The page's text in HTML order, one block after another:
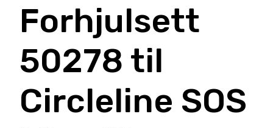
Forhjulsett
50278 til
Circleline SOS